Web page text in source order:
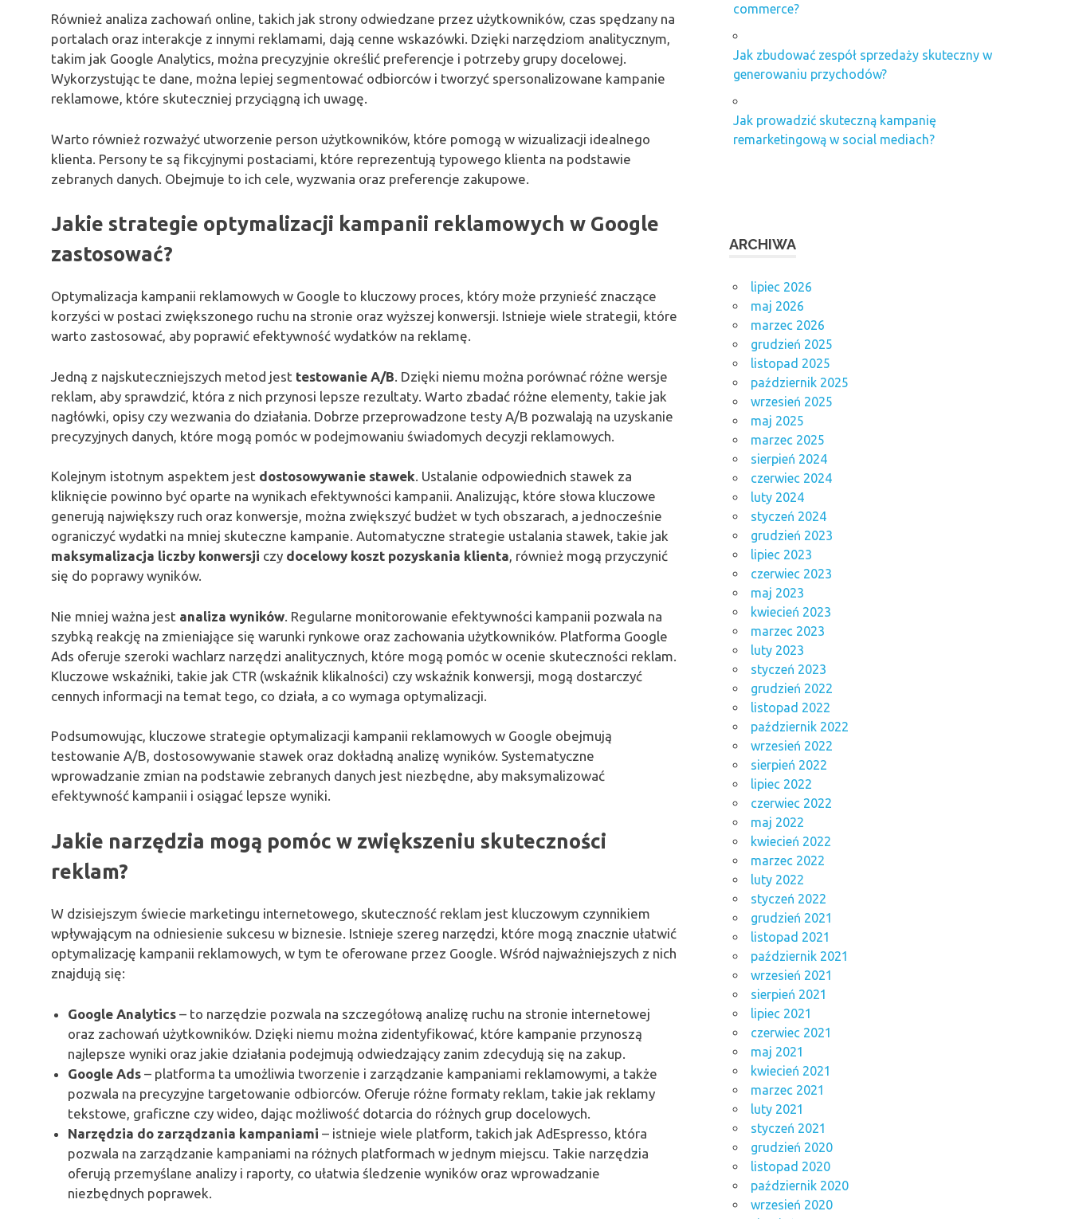
Również analiza zachowań online, takich jak strony odwiedzane przez użytkowników, czas spędzany na
portalach oraz interakcje z innymi reklamami, dają cenne wskazówki. Dzięki narzędziom analitycznym,
takim jak Google Analytics, można precyzyjnie określić preferencje i potrzeby grupy docelowej.
Wykorzystując te dane, można lepiej segmentować odbiorców i tworzyć spersonalizowane kampanie
reklamowe, które skuteczniej przyciągną ich uwagę.
Warto również rozważyć utworzenie person użytkowników, które pomogą w wizualizacji idealnego
klienta. Persony te są fikcyjnymi postaciami, które reprezentują typowego klienta na podstawie
zebranych danych. Obejmuje to ich cele, wyzwania oraz preferencje zakupowe.
Jakie strategie optymalizacji kampanii reklamowych w Google
zastosować?
Optymalizacja kampanii reklamowych w Google to kluczowy proces, który może przynieść znaczące
korzyści w postaci zwiększonego ruchu na stronie oraz wyższej konwersji. Istnieje wiele strategii, które
warto zastosować, aby poprawić efektywność wydatków na reklamę.
Jedną z najskuteczniejszych metod jest testowanie A/B. Dzięki niemu można porównać różne wersje
reklam, aby sprawdzić, która z nich przynosi lepsze rezultaty. Warto zbadać różne elementy, takie jak
nagłówki, opisy czy wezwania do działania. Dobrze przeprowadzone testy A/B pozwalają na uzyskanie
precyzyjnych danych, które mogą pomóc w podejmowaniu świadomych decyzji reklamowych.
Kolejnym istotnym aspektem jest dostosowywanie stawek. Ustalanie odpowiednich stawek za
kliknięcie powinno być oparte na wynikach efektywności kampanii. Analizując, które słowa kluczowe
generują największy ruch oraz konwersje, można zwiększyć budżet w tych obszarach, a jednocześnie
ograniczyć wydatki na mniej skuteczne kampanie. Automatyczne strategie ustalania stawek, takie jak
maksymalizacja liczby konwersji czy docelowy koszt pozyskania klienta, również mogą przyczynić
się do poprawy wyników.
Nie mniej ważna jest analiza wyników. Regularne monitorowanie efektywności kampanii pozwala na
szybką reakcję na zmieniające się warunki rynkowe oraz zachowania użytkowników. Platforma Google
Ads oferuje szeroki wachlarz narzędzi analitycznych, które mogą pomóc w ocenie skuteczności reklam.
Kluczowe wskaźniki, takie jak CTR (wskaźnik klikalności) czy wskaźnik konwersji, mogą dostarczyć
cennych informacji na temat tego, co działa, a co wymaga optymalizacji.
Podsumowując, kluczowe strategie optymalizacji kampanii reklamowych w Google obejmują
testowanie A/B, dostosowywanie stawek oraz dokładną analizę wyników. Systematyczne
wprowadzanie zmian na podstawie zebranych danych jest niezbędne, aby maksymalizować
efektywność kampanii i osiągać lepsze wyniki.
Jakie narzędzia mogą pomóc w zwiększeniu skuteczności
reklam?
W dzisiejszym świecie marketingu internetowego, skuteczność reklam jest kluczowym czynnikiem
wpływającym na odniesienie sukcesu w biznesie. Istnieje szereg narzędzi, które mogą znacznie ułatwić
optymalizację kampanii reklamowych, w tym te oferowane przez Google. Wśród najważniejszych z nich
znajdują się:
Google Analytics – to narzędzie pozwala na szczegółową analizę ruchu na stronie internetowej
oraz zachowań użytkowników. Dzięki niemu można zidentyfikować, które kampanie przynoszą
najlepsze wyniki oraz jakie działania podejmują odwiedzający zanim zdecydują się na zakup.
Google Ads – platforma ta umożliwia tworzenie i zarządzanie kampaniami reklamowymi, a także
pozwala na precyzyjne targetowanie odbiorców. Oferuje różne formaty reklam, takie jak reklamy
tekstowe, graficzne czy wideo, dając możliwość dotarcia do różnych grup docelowych.
Narzędzia do zarządzania kampaniami – istnieje wiele platform, takich jak AdEspresso, która
pozwala na zarządzanie kampaniami na różnych platformach w jednym miejscu. Takie narzędzia
oferują przemyślane analizy i raporty, co ułatwia śledzenie wyników oraz wprowadzanie
niezbędnych poprawek.
commerce?
Jak zbudować zespół sprzedaży skuteczny w
generowaniu przychodów?
Jak prowadzić skuteczną kampanię
remarketingową w social mediach?
ARCHIWA
lipiec 2026
maj 2026
marzec 2026
grudzień 2025
listopad 2025
październik 2025
wrzesień 2025
maj 2025
marzec 2025
sierpień 2024
czerwiec 2024
luty 2024
styczeń 2024
grudzień 2023
lipiec 2023
czerwiec 2023
maj 2023
kwiecień 2023
marzec 2023
luty 2023
styczeń 2023
grudzień 2022
listopad 2022
październik 2022
wrzesień 2022
sierpień 2022
lipiec 2022
czerwiec 2022
maj 2022
kwiecień 2022
marzec 2022
luty 2022
styczeń 2022
grudzień 2021
listopad 2021
październik 2021
wrzesień 2021
sierpień 2021
lipiec 2021
czerwiec 2021
maj 2021
kwiecień 2021
marzec 2021
luty 2021
styczeń 2021
grudzień 2020
listopad 2020
październik 2020
wrzesień 2020